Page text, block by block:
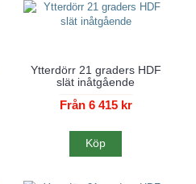
Ytterdörr 21 graders HDF
slät inåtgående
Från 6 415 kr
Köp